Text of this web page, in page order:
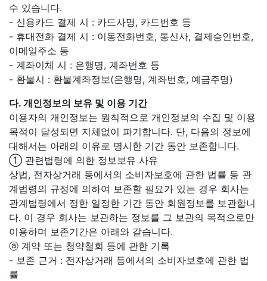
수 있습니다.
- 신용카드 결제 시 : 카드사명, 카드번호 등
- 휴대전화 결제 시 : 이동전화번호, 통신사, 결제승인번호,
이메일주소 등
- 계좌이체 시 : 은행명, 계좌번호 등
- 환불시 : 환불계좌정보(은행명, 계좌번호, 예금주명)
다. 개인정보의 보유 및 이용 기간
이용자의 개인정보는 원칙적으로 개인정보의 수집 및 이용
목적이 달성되면 지체없이 파기합니다. 단, 다음의 정보에
대해서는 아래의 이유로 명시한 기간 동안 보존합니다.
① 관련법령에 의한 정보보유 사유
상법, 전자상거래 등에서의 소비자보호에 관한 법률 등 관
계법령의 규정에 의하여 보존할 필요가 있는 경우 회사는
관계법령에서 정한 일정한 기간 동안 회원정보를 보관합니
다. 이 경우 회사는 보관하는 정보를 그 보관의 목적으로만
이용하며 보존기간은 아래와 같습니다.
ⓐ 계약 또는 청약철회 등에 관한 기록
- 보존 근거 : 전자상거래 등에서의 소비자보호에 관한 법
률